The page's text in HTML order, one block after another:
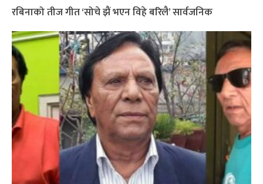
रबिनाको तीज गीत ‘सोचे झैं भएन विहे बरिलै’ सार्वजनिक